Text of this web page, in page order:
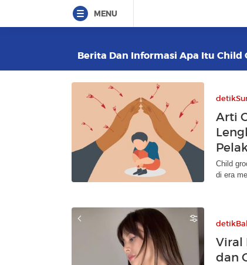
MENU
Berita Dan Informasi Apa Itu
Arti
Child
di era
Viral
dan